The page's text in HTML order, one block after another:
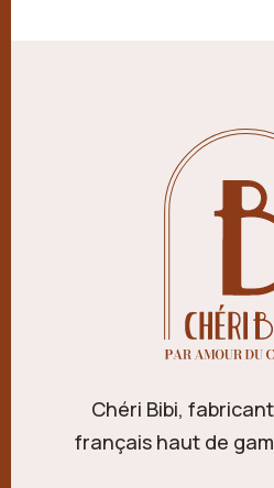
Chéri Bibi,
français haut de